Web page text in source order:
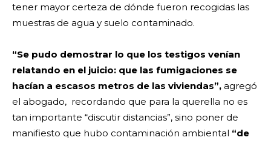
tener mayor certeza de dónde fueron recogidas las
muestras de agua y suelo contaminado.
“Se pudo demostrar lo que los testigos venían
relatando en el juicio: que las fumigaciones se
hacían a escasos metros de las viviendas”, agregó
el abogado, recordando que para la querella no es
tan importante “discutir distancias”, sino poner de
manifiesto que hubo contaminación ambiental “de